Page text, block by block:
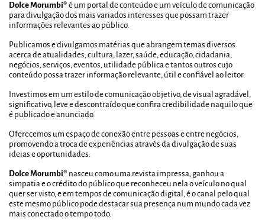
Dolce Morumbi® é um portal de conteúdo e um veículo de comunicação
para divulgação dos mais variados interesses que possam trazer
informações relevantes ao público.
Publicamos e divulgamos matérias que abrangem temas diversos
acerca de atualidades, cultura, lazer, saúde, educação, cidadania,
negócios, serviços, eventos, utilidade pública e tantos outros cujo
conteúdo possa trazer informação relevante, útil e confiável ao leitor.
Investimos em um estilo de comunicação objetivo, de visual agradável,
significativo, leve e descontraído que confira credibilidade naquilo que
é publicado e anunciado.
Oferecemos um espaço de conexão entre pessoas e entre negócios,
promovendo a troca de experiências através da divulgação de suas
ideias e oportunidades.
Dolce Morumbi® nasceu como uma revista impressa, ganhou a
simpatia e o crédito do público que reconheceu nela o veículo no qual
quer ser visto, e em tempos de comunicação digital, é o canal pelo qual
este mesmo público pode destacar sua presença num mundo cada vez
mais conectado o tempo todo.